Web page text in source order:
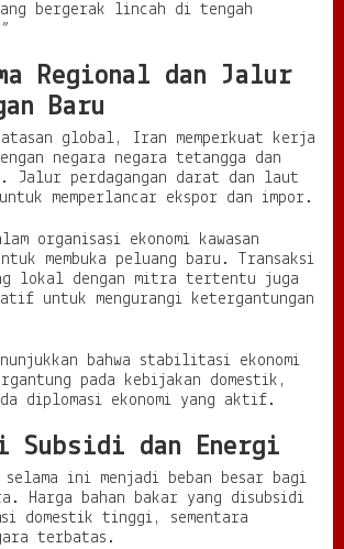
bergerak lincah di tengah
Regional dan Jalur
Baru
global, Iran memperkuat kerja
negara negara tetangga dan
Jalur perdagangan darat dan laut
memperlancar ekspor dan impor.
organisasi ekonomi kawasan
membuka peluang baru. Transaksi
lokal dengan mitra tertentu juga
untuk mengurangi ketergantungan
bahwa stabilitasi ekonomi
pada kebijakan domestik,
diplomasi ekonomi yang aktif.
Subsidi dan Energi
ini menjadi beban besar bagi
Harga bahan bakar yang disubsidi
domestik tinggi, sementara
terbatas.